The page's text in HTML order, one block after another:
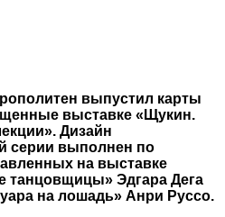
выпустил карты
выставке «Щукин.
Дизайн
серии выполнен по
на выставке
танцовщицы» Эдгара Дега
на лошадь» Анри Руссо.